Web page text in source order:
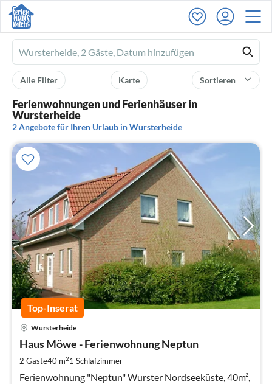
Ferienhausmiete
logo
Sortieren
Karte
Alle Filter
Ferienwohnungen und Ferienhäuser in
Wursterheide
2 Angebote für Ihren Urlaub in Wursterheide
Top-Inserat
Wursterheide
Haus Möwe - Ferienwohnung Neptun
2 Gäste40 m21 Schlafzimmer
Ferienwohnung "Neptun" Wurster Nordseeküste, 40m²,